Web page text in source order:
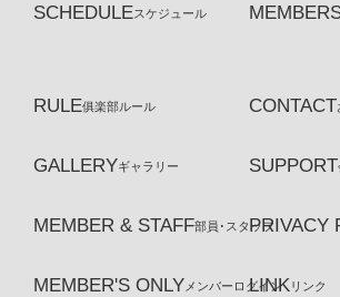
SCHEDULEスケジュール
RULE俱楽部ルール
GALLERYギャラリー
MEMBER & STAFF部員･スタッフ
MEMBER'S ONLY メンバーログイン
CONTACT
SUPPORT
PRIVACY
LINK リンク